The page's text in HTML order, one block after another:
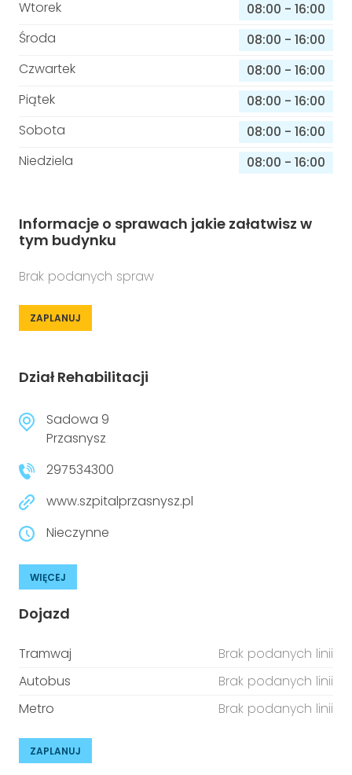
Wtorek
08:00 - 16:00
Środa
08:00 - 16:00
Czwartek
08:00 - 16:00
Piątek
08:00 - 16:00
Sobota
08:00 - 16:00
Niedziela
08:00 - 16:00
Informacje o sprawach jakie załatwisz w
tym budynku
Brak podanych spraw
ZAPLANUJ
Dział Rehabilitacji
Sadowa 9
Przasnysz
297534300
www.szpitalprzasnysz.pl
Nieczynne
WIĘCEJ
Dojazd
Tramwaj
Brak podanych linii
Autobus
Brak podanych linii
Metro
Brak podanych linii
ZAPLANUJ